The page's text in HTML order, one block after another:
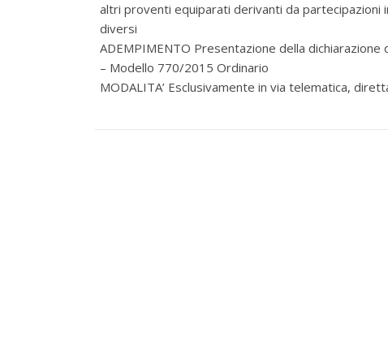
altri proventi equiparati derivanti da
diversi
ADEMPIMENTO Presentazione della
– Modello 770/2015 Ordinario
MODALITA’ Esclusivamente in via telematica,